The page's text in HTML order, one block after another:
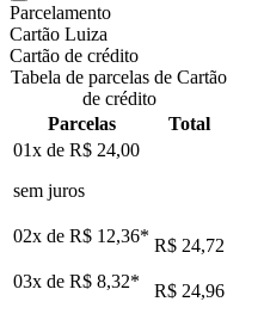
Parcelamento
Cartão Luiza
Cartão de crédito
Tabela de parcelas de Cartão
de crédito
Parcelas
Total
01x de R$ 24,00
sem juros
02x de R$ 12,36* R$ 24,72
03x de R$ 8,32*
R$ 24,96